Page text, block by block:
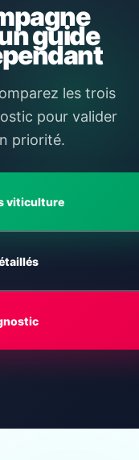
guide
les trois
pour valider
priorité.
viticulture